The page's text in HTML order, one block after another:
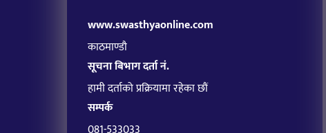
www.swasthyaonline.com
काठमाण्डौ
सूचना बिभाग दर्ता नं.
हामी दर्ताको प्रक्रियामा रहेका छौं
सम्पर्क